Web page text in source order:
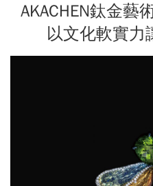
AKACHEN鈦金藝
以文化軟實力